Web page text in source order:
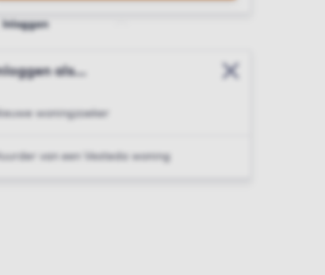
Inloggen
als...
Sluit modal
woningzoeker
van een Vesteda woning